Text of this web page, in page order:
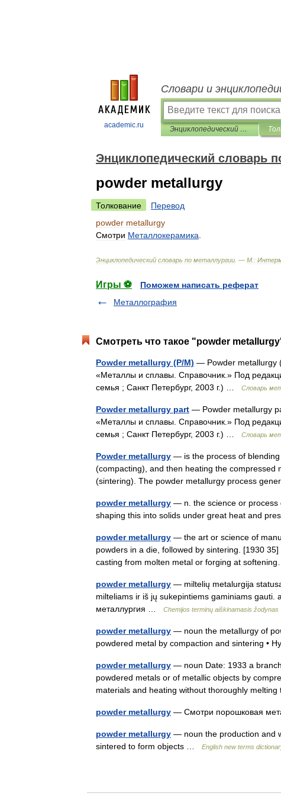
academic.ru
Словари и
Энциклопедический словарь по металлургии
Энциклопедический словарь
powder metallurgy
Толкование
Перевод
powder metallurgy
Смотри Металлокерамика
Энциклопедический словарь по металлургии . — М :
Игры ⚽
Поможем написать реферат
Металлография
Смотреть что такое "powder
Powder metallurgy (P/M) — Powder metallurgy
«Металлы и сплавы. Справочник.» Под
семья ; Санкт Петербург, 2003 г.) …
Словарь
Powder metallurgy part — Powder metallurgy
«Металлы и сплавы. Справочник.» Под
семья ; Санкт Петербург, 2003 г.) …
Словарь
Powder metallurgy — is the process of
(compacting), and then heating the
(sintering). The powder metallurgy process
powder metallurgy — n. the science or process
shaping this into solids under great heat and
powder metallurgy — the art or science of
powders in a die, followed by sintering. [1930
casting from molten metal or forging at
powder metallurgy — miltelių metalurgija
milteliams ir iš jų sukepintiems gaminiams
металлургия …
Chemijos terminų aiškinamasis žodynas
powder metallurgy — noun the metallurgy of
powdered metal by compaction and sintering •
powder metallurgy — noun Date: 1933 a
powdered metals or of metallic objects by
materials and heating without thoroughly
powder metallurgy — Смотри порошковая
powder metallurgy — noun the production and
sintered to form objects …
English new terms